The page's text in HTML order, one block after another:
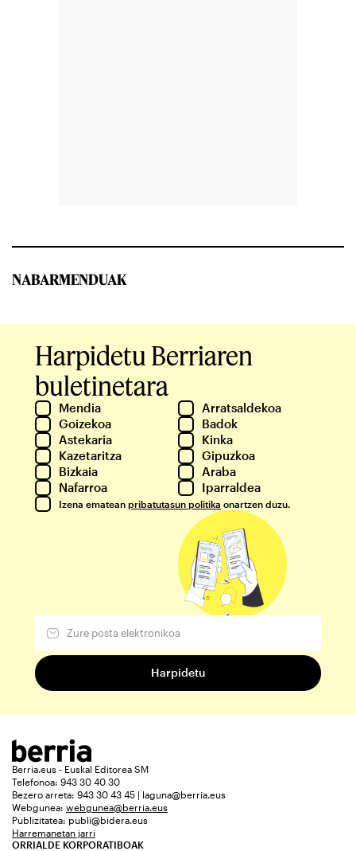
NABARMENDUAK
Harpidetu Berriaren
buletinetara
Mendia
Arratsaldekoa
Goizekoa
Badok
Astekaria
Kinka
Kazetaritza
Gipuzkoa
Bizkaia
Araba
Nafarroa
Iparraldea
Izena ematean pribatutasun politika onartzen duzu.
Berria.eus - Euskal Editorea SM
Telefonoa: 943 30 40 30
Bezero arreta: 943 30 43 45 | laguna@berria.eus
Webgunea: webgunea@berria.eus
Publizitatea: publi@bidera.eus
Harremanetan jarri
ORRIALDE KORPORATIBOAK